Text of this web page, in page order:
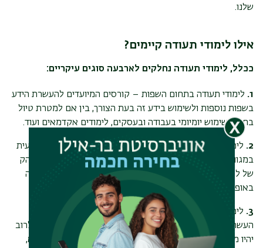
שלנו.
אילו לימודי תעודה קיימים?
ככלל, לימודי תעודה נחלקים לארבעה סוגים עיקריים:
1. לימודי תעודה בתחום השפות – קורסים המיועדים להעשרת הידע
בשפות נוספות ולשימוש בידע זה בעת הצורך, בין אם למטרת טיול
בחו"ל, שימוש יומיומי בעבודה ובעסקים, לימודים אקדמאים ועוד.
2.
לימודי תעודה מקצועיים – קורסים המעניקים הכשרה מקצועית
במגוון תחומים, לצרכי תעסוקה מוסמכת ומוכרת. יתרונם המובהק
של לימודי תעודה מסוג זה הוא הכשרה בזמן קצר ובעלות נמוכה
באופן יחסי לתואר אקדמי.
3.
לימודי תעודה לצורך פיתוח מקצועי ולימודי המשך – קורסי
העשרה מקצועית לבעלי תואר אקדמי. לימודי תעודה מסוג זה לרוב
יהיו ממוקדים בנישה השייכת לתחום אקדמי מסוים כמו לדוגמא,